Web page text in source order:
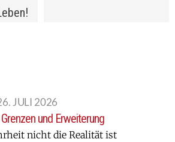
JULI 2026
und Erweiterung
nicht die Realität ist